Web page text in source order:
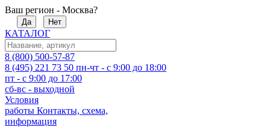
Ваш регион - Москва?
Да Нет
КАТАЛОГ
8 (800) 500-57-87
8 (495) 221 73 50 пн-чт - с 9:00 до 18:00
пт - с 9:00 до 17:00
сб-вс - выходной
Условия
работы Контакты, схема,
информация